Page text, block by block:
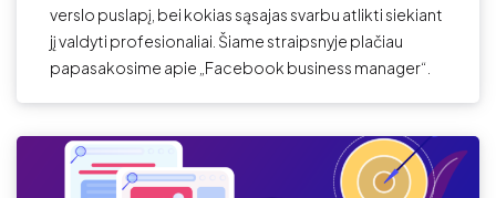
verslo puslapį, bei kokias sąsajas svarbu atlikti siekiant
jį valdyti profesionaliai. Šiame straipsnyje plačiau
papasakosime apie „Facebook business manager“.